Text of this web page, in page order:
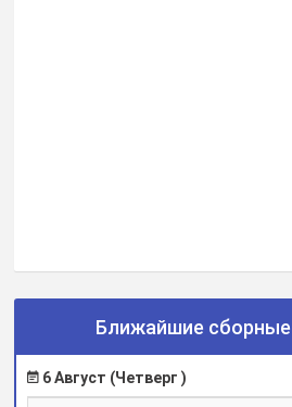
Ближайшие сборные
6 Август (Четверг )